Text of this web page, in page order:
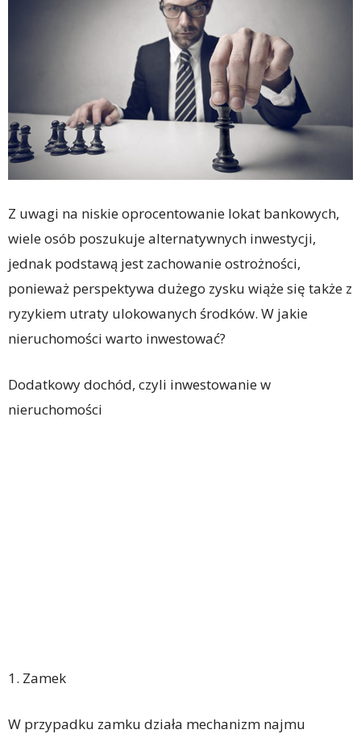
Z uwagi na niskie oprocentowanie lokat bankowych,
wiele osób poszukuje alternatywnych inwestycji,
jednak podstawą jest zachowanie ostrożności,
ponieważ perspektywa dużego zysku wiąże się także z
ryzykiem utraty ulokowanych środków. W jakie
nieruchomości warto inwestować?
Dodatkowy dochód, czyli inwestowanie w
nieruchomości
1. Zamek
W przypadku zamku działa mechanizm najmu